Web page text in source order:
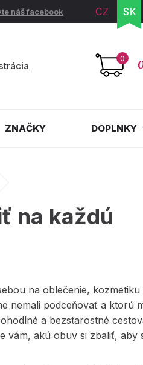
náš facebook CZ SK
0
ZNAČKY DOPLNKY
na každú
na oblečenie, kozmetiku
nemali podceňovať a ktorú
a bezstarostné
vám, akú obuv si zbaliť, aby